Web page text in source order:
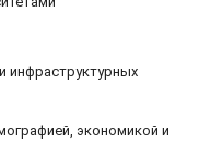
инфраструктурных
экономикой и